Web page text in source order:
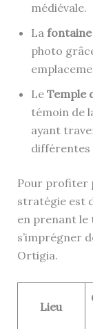
médiévale.
La fontaine
photo
Le Temple
témoin de
ayant
différentes
Pour profiter
stratégie est
en prenant le
s’imprégner
Ortigia.
Lieu